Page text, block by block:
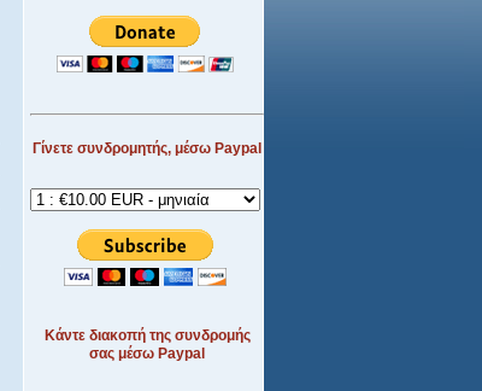
Γίνετε συνδρομητής, μέσω Paypal
Κάντε διακοπή της συνδρομής
σας μέσω Paypal